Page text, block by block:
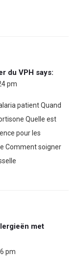
du VPH says:
pm
patient Quand
Quelle est
pour les
Comment soigner
met
pm